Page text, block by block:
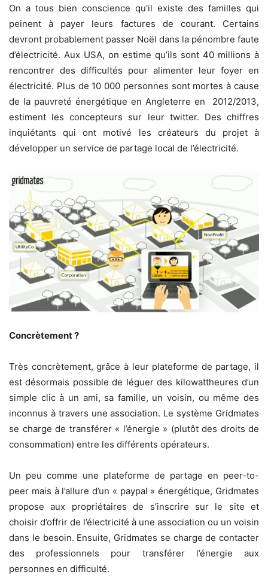
On a tous bien conscience qu’il existe des familles qui
peinent à payer leurs factures de courant. Certains
devront probablement passer Noël dans la pénombre faute
d’électricité. Aux USA, on estime qu’ils sont 40 millions à
rencontrer des difficultés pour alimenter leur foyer en
électricité. Plus de 10 000 personnes sont mortes à cause
de la pauvreté énergétique en Angleterre en 2012/2013,
estiment les concepteurs sur leur twitter. Des chiffres
inquiétants qui ont motivé les créateurs du projet à
développer un service de partage local de l’électricité.
Concrètement ?
Très concrètement, grâce à leur plateforme de partage, il
est désormais possible de léguer des kilowattheures d’un
simple clic à un ami, sa famille, un voisin, ou même des
inconnus à travers une association. Le système Gridmates
se charge de transférer « l’énergie » (plutôt des droits de
consommation) entre les différents opérateurs.
Un peu comme une plateforme de partage en peer-to-
peer mais à l’allure d’un « paypal » énergétique, Gridmates
propose aux propriétaires de s’inscrire sur le site et
choisir d’offrir de l’électricité à une association ou un voisin
dans le besoin. Ensuite, Gridmates se charge de contacter
des professionnels pour transférer l’énergie aux
personnes en difficulté.